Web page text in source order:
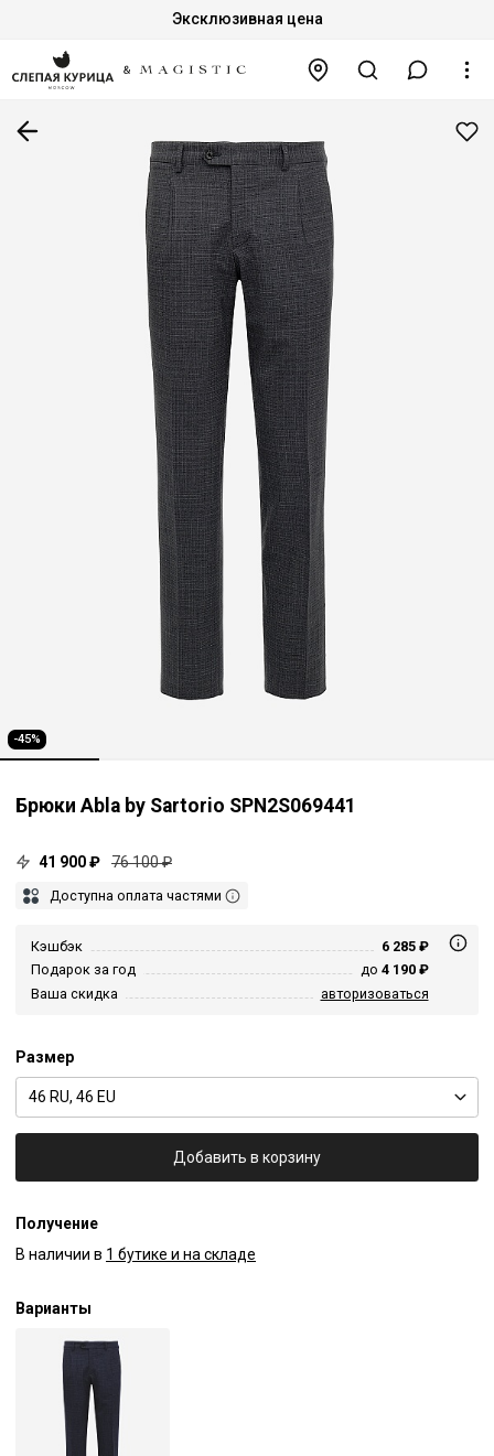
Эксклюзивная цена
-45%
Брюки Abla by Sartorio SPN2S069441
41 900 ₽ 76 100 ₽
Доступна оплата частями
Кэшбэк
6 285 ₽
Подарок за год
до 4 190 ₽
Ваша скидка
авторизоваться
Размер
46 RU, 46 EU
Добавить в корзину
Получение
В наличии в 1 бутике и на складе
Варианты